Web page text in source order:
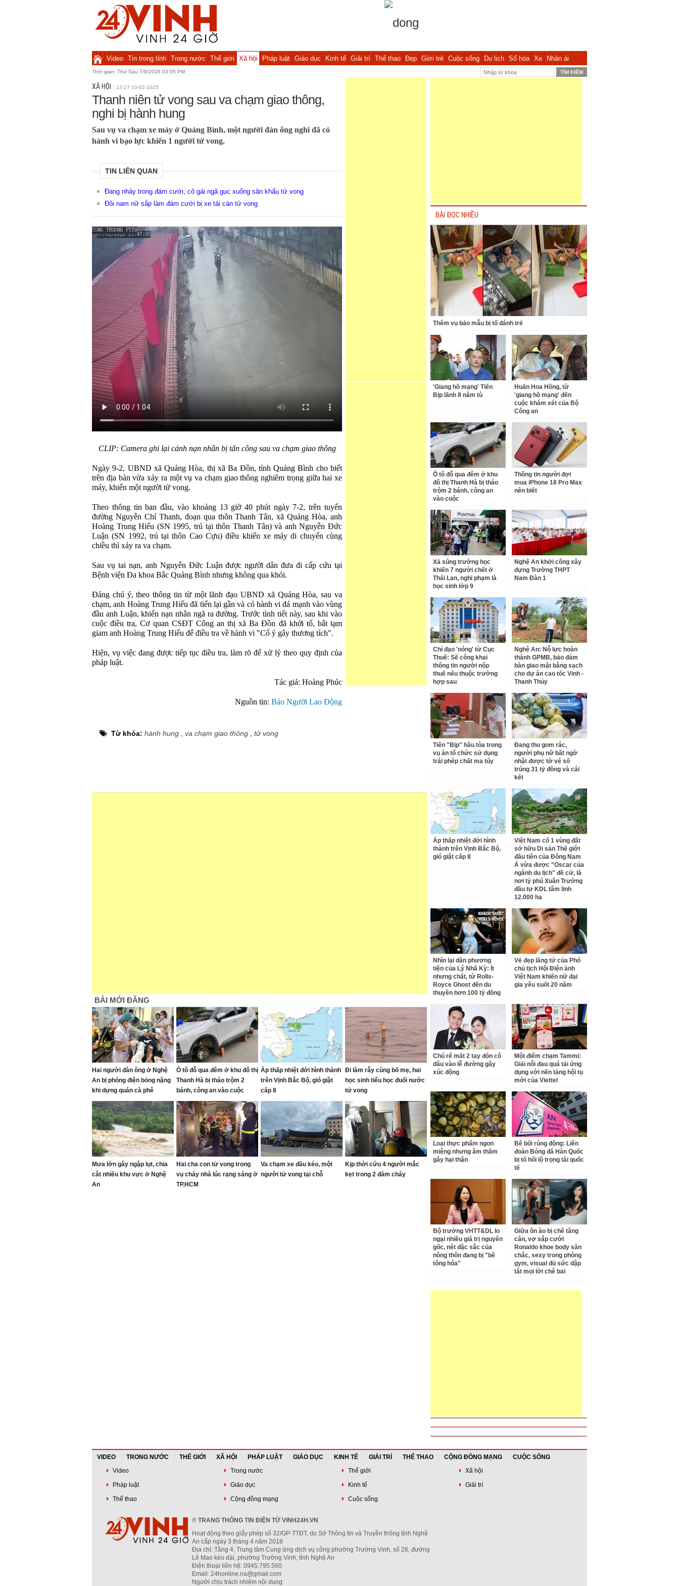
Video Tin trong tỉnh Trong nước Thế giới Xã hội Pháp luật Giáo dục Kinh tế Giải trí Thể thao Đẹp Giới trẻ Cuộc sống Du lịch Số hóa Xe Nhân ái
Thời gian: Thứ Sáu 7/8/2026 03:05 PM
XÃ HỘI 13:27 10-02-2025
Thanh niên tử vong sau va chạm giao thông,
nghi bị hành hung
Sau vụ va chạm xe máy ở Quảng Bình, một người đàn ông nghi đã có
hành vi bạo lực khiến 1 người tử vong.
TIN LIÊN QUAN
Đang nhảy trong đám cưới, cô gái ngã gục xuống sân khấu tử vong
Đôi nam nữ sắp làm đám cưới bị xe tải cán tử vong
CLIP: Camera ghi lại cảnh nạn nhân bị tấn công sau va chạm giao thông
Ngày 9-2, UBND xã Quảng Hòa, thị xã Ba Đồn, tỉnh Quảng Bình cho biết
trên địa bàn vừa xảy ra một vụ va chạm giao thông nghiêm trọng giữa hai xe
máy, khiến một người tử vong.
Theo thông tin ban đầu, vào khoảng 13 giờ 40 phút ngày 7-2, trên tuyến
đường Nguyễn Chí Thanh, đoạn qua thôn Thanh Tân, xã Quảng Hòa, anh
Hoàng Trung Hiếu (SN 1995, trú tại thôn Thanh Tân) và anh Nguyễn Đức
Luận (SN 1992, trú tại thôn Cao Cựu) điều khiển xe máy di chuyển cùng
chiều thì xảy ra va chạm.
Sau vụ tai nạn, anh Nguyễn Đức Luận được người dân đưa đi cấp cứu tại
Bệnh viện Đa khoa Bắc Quảng Bình nhưng không qua khỏi.
Đáng chú ý, theo thông tin từ một lãnh đạo UBND xã Quảng Hòa, sau va
chạm, anh Hoàng Trung Hiếu đã tiến lại gần và có hành vi đá mạnh vào vùng
đầu anh Luận, khiến nạn nhân ngã ra đường. Trước tình tiết này, sau khi vào
cuộc điều tra, Cơ quan CSĐT Công an thị xã Ba Đồn đã khởi tố, bắt tạm
giam anh Hoàng Trung Hiếu để điều tra về hành vi "Cố ý gây thương tích".
Hiện, vụ việc đang được tiếp tục điều tra, làm rõ để xử lý theo quy định của
pháp luật.
Tác giả: Hoàng Phúc
Nguồn tin: Báo Người Lao Động
Từ khóa: hành hung , va chạm giao thông , tử vong
BÀI MỚI ĐĂNG
Hai người đàn ông ở Nghệ
An bị phóng điện bỏng nặng
khi dựng quán cà phê
Ô tô đỗ qua đêm ở khu đô thị
Thanh Hà bị tháo trộm 2
bánh, công an vào cuộc
Áp thấp nhiệt đới hình thành
trên Vịnh Bắc Bộ, gió giật
cấp 8
Đi làm rẫy cùng bố mẹ, hai
học sinh tiểu học đuối nước
tử vong
Mưa lớn gây ngập lụt, chia
cắt nhiều khu vực ở Nghệ
An
Hai cha con tử vong trong
vụ cháy nhà lúc rạng sáng ở
TP.HCM
Va chạm xe đầu kéo, một
người tử vong tại chỗ
Kịp thời cứu 4 người mắc
kẹt trong 2 đám cháy
BÀI ĐỌC NHIỀU
Thêm vụ bảo mẫu bị tố đánh trẻ
'Giang hồ mạng' Tiến
Bịp lãnh 8 năm tù
Huấn Hoa Hồng, từ
'giang hồ mạng' đến
cuộc khám xét của Bộ
Công an
Ô tô đỗ qua đêm ở khu
đô thị Thanh Hà bị tháo
trộm 2 bánh, công an
vào cuộc
Thông tin người đợi
mua iPhone 18 Pro Max
nên biết
Xả súng trường học
khiến 7 người chết ở
Thái Lan, nghi phạm là
học sinh lớp 9
Nghệ An khởi công xây
dựng Trường THPT
Nam Đàn 1
Chỉ đạo 'nóng' từ Cục
Thuế: Sẽ công khai
thông tin người nộp
thuế nếu thuộc trường
hợp sau
Nghệ An: Nỗ lực hoàn
thành GPMB, bảo đảm
bàn giao mặt bằng sạch
cho dự án cao tốc Vinh -
Thanh Thủy
Tiến "Bịp" hầu tòa trong
vụ án tổ chức sử dụng
trái phép chất ma túy
Đang thu gom rác,
người phụ nữ bất ngờ
nhặt được tờ vé số
trúng 31 tỷ đồng và cái
kết
Áp thấp nhiệt đới hình
thành trên Vịnh Bắc Bộ,
gió giật cấp 8
Việt Nam có 1 vùng đất
sở hữu Di sản Thế giới
đầu tiên của Đông Nam
Á vừa được "Oscar của
ngành du lịch" đề cử, là
nơi tỷ phú Xuân Trường
đầu tư KDL tâm linh
12.000 ha
Nhìn lại dàn phương
tiện của Lý Nhã Kỳ: Ít
nhưng chất, từ Rolls-
Royce Ghost đến du
thuyền hơn 100 tỷ đồng
Vẻ đẹp lãng tử của Phó
chủ tịch Hội Điện ảnh
Việt Nam khiến nữ đại
gia yêu suốt 20 năm
Chú rể mất 2 tay đón cô
dâu vào lễ đường gây
xúc động
Một điểm chạm Tammi:
Giải nỗi đau quá tải ứng
dụng với nền tảng hội tụ
mới của Viettel
Loại thực phẩm ngon
miệng nhưng âm thầm
gây hại thận
Bê bối rúng động: Liên
đoàn Bóng đá Hàn Quốc
bị tố hối lộ trọng tài quốc
tế
Bộ trưởng VHTT&DL lo
ngại nhiều giá trị nguyên
gốc, nét đặc sắc của
nông thôn đang bị "bê
tông hóa"
Giữa ồn ào bị chê tăng
cân, vợ sắp cưới
Ronaldo khoe body săn
chắc, sexy trong phòng
gym, visual đủ sức dập
tắt mọi lời chê bai
VIDEO TRONG NƯỚC THẾ GIỚI XÃ HỘI PHÁP LUẬT GIÁO DỤC KINH TẾ GIẢI TRÍ THỂ THAO CỘNG ĐỒNG MẠNG
CUỘC SỐNG
Video
Trong nước Thế giới
Xã hội
Pháp luật
Giáo dục Kinh tế
Giải trí
Thể thao
Cộng đồng mạng Cuộc sống
® TRANG THÔNG TIN ĐIỆN TỬ VINH24H.VN
Hoạt động theo giấy phép số 32/GP-TTĐT, do Sở Thông tin và Truyền thông tỉnh Nghệ
An cấp ngày 3 tháng 4 năm 2018
Địa chỉ: Tầng 4, Trung tâm Cung ứng dịch vụ công phường Trường Vinh, số 26, đường
Lê Mao kéo dài, phường Trường Vinh, tỉnh Nghệ An
Điện thoại liên hệ: 0945.795.560
Email: 24honline.na@gmail.com
Người chịu trách nhiệm nội dung: